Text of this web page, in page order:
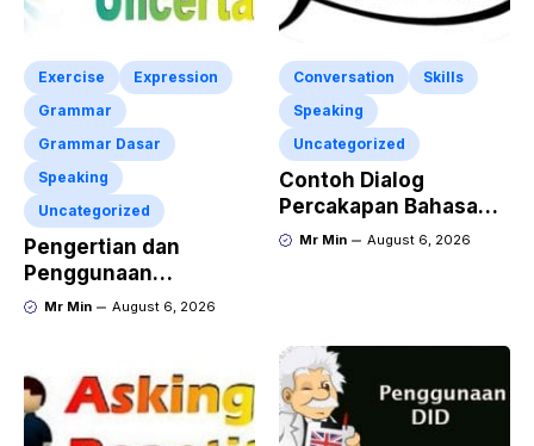
Exercise
Expression
Grammar
Grammar Dasar
Speaking
Uncategorized
Pengertian dan
Penggunaan
“Expressing Certainty
Mr Min August 6, 2026
Conversation
Skills
Speaking
Uncategorized
Contoh Dialog
Percakapan Bahasa
Inggris tentang
Mr Min August 6, 2026